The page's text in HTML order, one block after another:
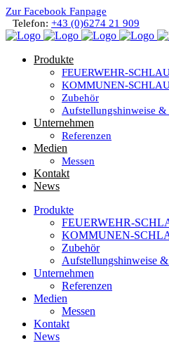
Zur Facebook Fanpage
Telefon: +43 (0)6274 21 909
Produkte
FEUERWEHR-
KOMMUNEN-
Zubehör
Aufstellungshinweise &
Unternehmen
Referenzen
Medien
Messen
Kontakt
News
Produkte
FEUERWEHR-
KOMMUNEN-
Zubehör
Aufstellungshinweise
Unternehmen
Referenzen
Medien
Messen
Kontakt
News